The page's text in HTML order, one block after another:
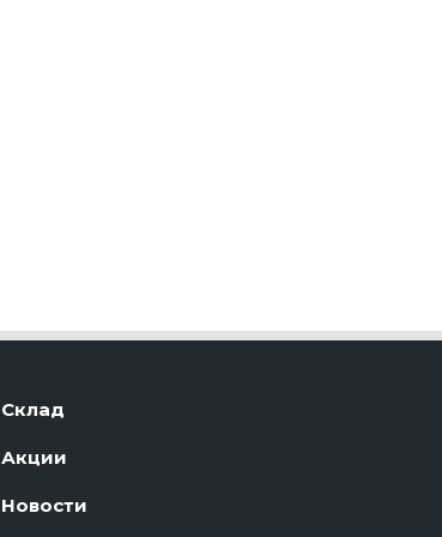
Склад
Акции
Новости